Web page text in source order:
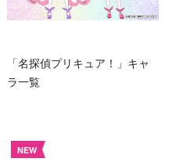
「名探偵プリキュア！」キャ
ラ一覧
NEW